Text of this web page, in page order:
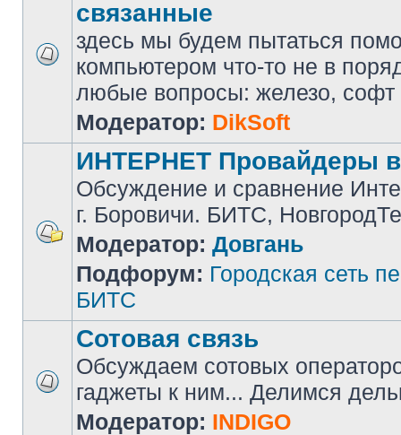
связанные
здесь мы будем пытаться
компьютером что-то не в
любые вопросы: железо, софт
Модератор: DikSoft
ИНТЕРНЕТ Провайдеры
Обсуждение и сравнение
г. Боровичи. БИТС,
Модератор: Довгань
Подфорум: Городская сеть
БИТС
Сотовая связь
Обсуждаем сотовых
гаджеты к ним... Делимся
Модератор: INDIGO